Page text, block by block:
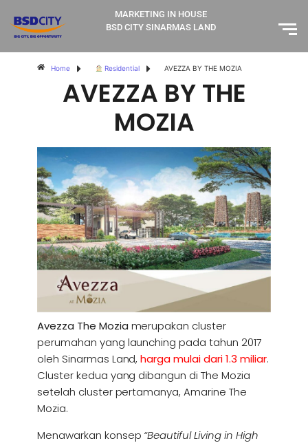
MARKETING IN HOUSE
BSD CITY SINARMAS LAND
Home Residential AVEZZA BY THE MOZIA
AVEZZA BY THE
MOZIA
Avezza The Mozia merupakan cluster
perumahan yang launching pada tahun 2017
oleh Sinarmas Land,harga mulai dari 1.3 miliar.
Cluster kedua yang dibangun di The Mozia
setelah cluster pertamanya, Amarine The
Mozia.
Menawarkan konsep “Beautiful Living in High